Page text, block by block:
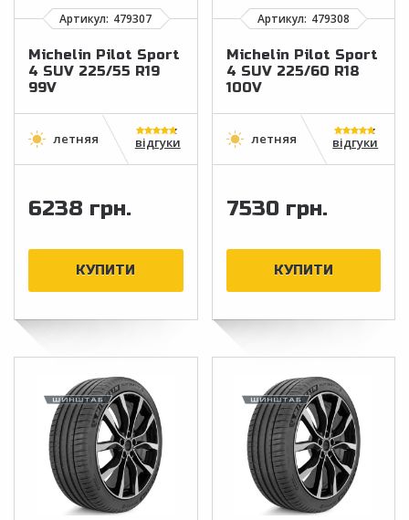
Michelin Pilot Sport
4 SUV 225/55 R19
99V
відгуки
6238 грн.
Michelin Pilot Sport
4 SUV 225/60 R18
100V
відгуки
7530 грн.